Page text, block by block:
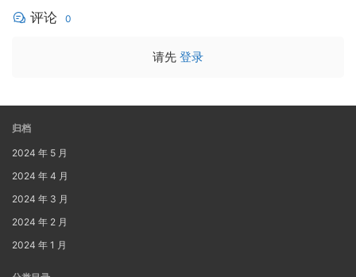
评论 0
请先 登录
归档
2024 年 5 月
2024 年 4 月
2024 年 3 月
2024 年 2 月
2024 年 1 月